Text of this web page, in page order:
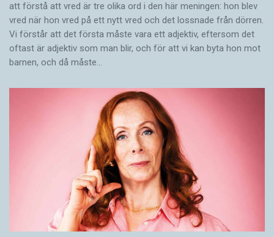
att förstå att vred är tre olika ord i den här meningen: hon blev
vred när hon vred på ett nytt vred och det lossnade från dörren.
Vi förstår att det första måste vara ett adjektiv, eftersom det
oftast är adjektiv som man blir, och för att vi kan byta hon mot
barnen, och då måste…